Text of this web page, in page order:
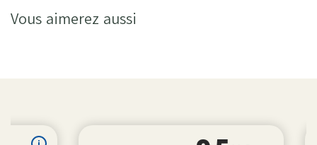
Vous aimerez aussi